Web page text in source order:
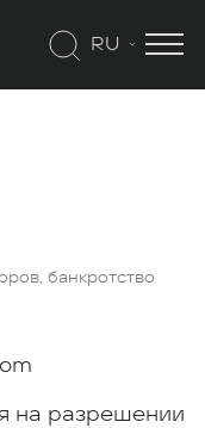
RU
банкротство
на разрешении